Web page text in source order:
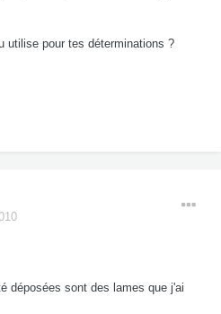
utilise pour tes déterminations ?
déposées sont des lames que j'ai